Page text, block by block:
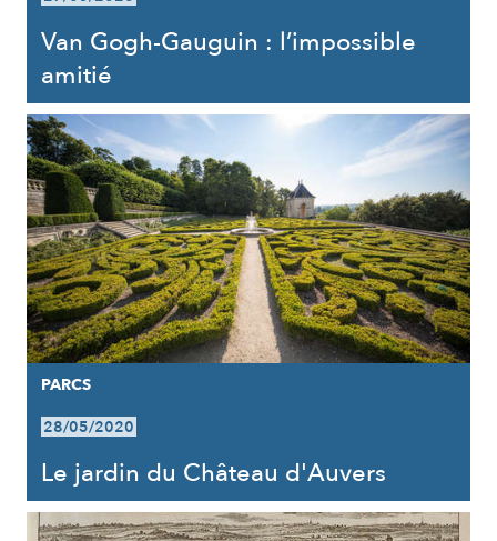
Van Gogh-Gauguin : l’impossible
amitié
PARCS
28/05/2020
Le jardin du Château d'Auvers